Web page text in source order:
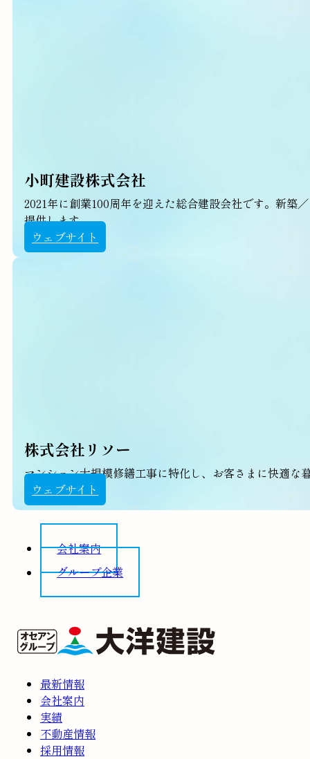
小町建設株式会社
2021年に創業100周年を迎えた総合建設会社です。新築
提供します。
ウェブサイト
株式会社リソー
マンション大規模修繕工事に特化し、お客さまに快適
ウェブサイト
会社案内
グループ企業
最新情報
会社案内
実績
不動産情報
採用情報